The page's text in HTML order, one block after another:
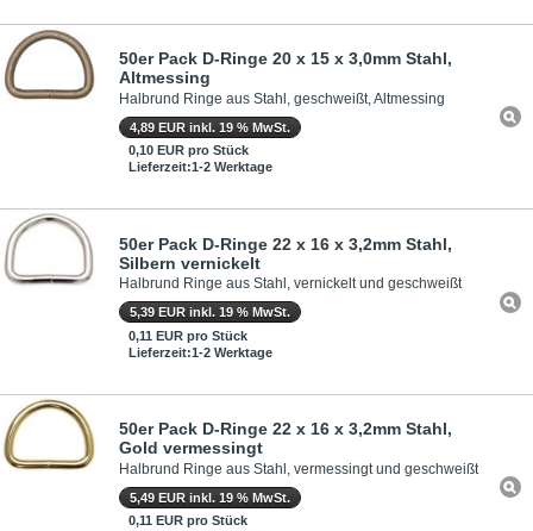
50er Pack D-Ringe 20 x 15 x 3,0mm Stahl,
Altmessing
Halbrund Ringe aus Stahl, geschweißt, Altmessing
4,89 EUR inkl. 19 % MwSt.
0,10 EUR pro Stück
Lieferzeit:1-2 Werktage
50er Pack D-Ringe 22 x 16 x 3,2mm Stahl,
Silbern vernickelt
Halbrund Ringe aus Stahl, vernickelt und geschweißt
5,39 EUR inkl. 19 % MwSt.
0,11 EUR pro Stück
Lieferzeit:1-2 Werktage
50er Pack D-Ringe 22 x 16 x 3,2mm Stahl,
Gold vermessingt
Halbrund Ringe aus Stahl, vermessingt und geschweißt
5,49 EUR inkl. 19 % MwSt.
0,11 EUR pro Stück